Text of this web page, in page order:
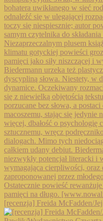
[recenzja] Freida McFadden/